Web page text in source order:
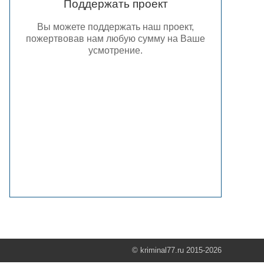
Поддержать проект
Вы можете поддержать наш проект,
пожертвовав нам любую сумму на Ваше
усмотрение.
© kriminal77.ru 2015-2026